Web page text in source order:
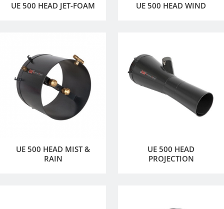
UE 500 HEAD JET-FOAM UE 500 HEAD WIND
UE 500 HEAD MIST &
RAIN
UE 500 HEAD
PROJECTION